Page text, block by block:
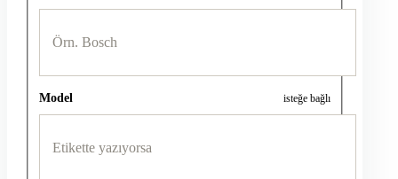
Model isteğe bağlı